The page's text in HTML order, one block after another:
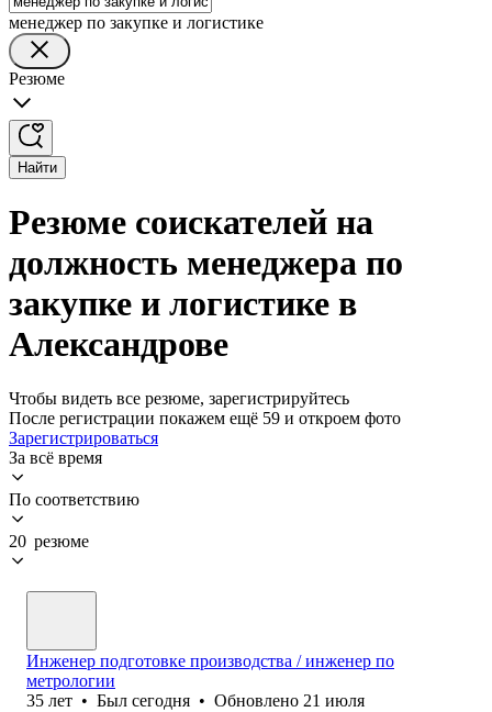
менеджер по закупке и логистике
Резюме
Найти
Резюме соискателей на
должность менеджера по
закупке и логистике в
Александрове
Чтобы видеть все резюме, зарегистрируйтесь
После регистрации покажем ещё 59 и откроем фото
Зарегистрироваться
За всё время
По соответствию
20 резюме
Инженер подготовке производства / инженер по
метрологии
35 лет • Был сегодня • Обновлено 21 июля